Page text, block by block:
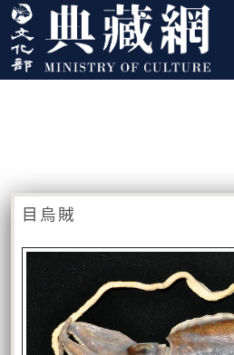
跳到主要內容
:::
目烏賊